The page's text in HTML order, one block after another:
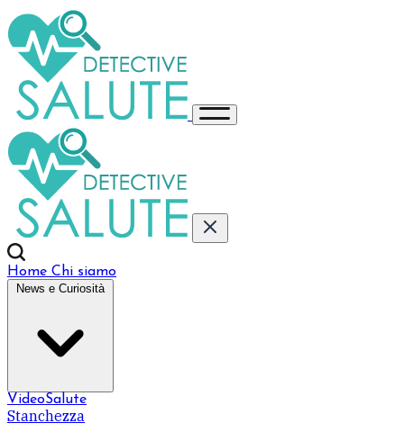
Home Chi siamo
News e Curiosità
VideoSalute
Stanchezza